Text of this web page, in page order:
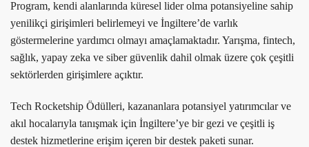
Program, kendi alanlarında küresel lider olma potansiyeline sahip
yenilikçi girişimleri belirlemeyi ve İngiltere’de varlık
göstermelerine yardımcı olmayı amaçlamaktadır. Yarışma, fintech,
sağlık, yapay zeka ve siber güvenlik dahil olmak üzere çok çeşitli
sektörlerden girişimlere açıktır.
Tech Rocketship Ödülleri, kazananlara potansiyel yatırımcılar ve
akıl hocalarıyla tanışmak için İngiltere’ye bir gezi ve çeşitli iş
destek hizmetlerine erişim içeren bir destek paketi sunar.